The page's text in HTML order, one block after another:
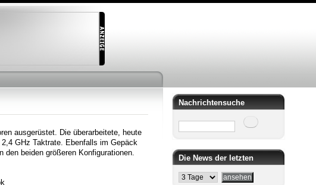
ausgerüstet. Die überarbeitete, heute
GHz Taktrate. Ebenfalls im Gepäck
beiden größeren Konfigurationen.
Nachrichtensuche
Suche
Die News der letzten